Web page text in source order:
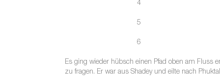
4
5
6
Es ging wieder hübsch einen Pfad oben am Fluss
zu fragen. Er war aus Shadey und eilte nach